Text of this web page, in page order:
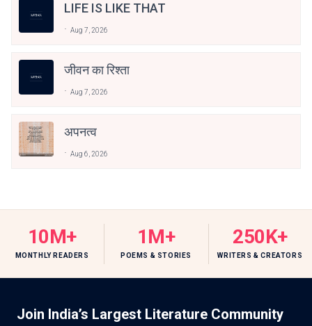
LIFE IS LIKE THAT
Aug 7, 2026
जीवन का रिश्ता
Aug 7, 2026
अपनत्व
Aug 6, 2026
10M+
MONTHLY READERS
1M+
POEMS & STORIES
250K+
WRITERS & CREATORS
Join India’s Largest Literature Community